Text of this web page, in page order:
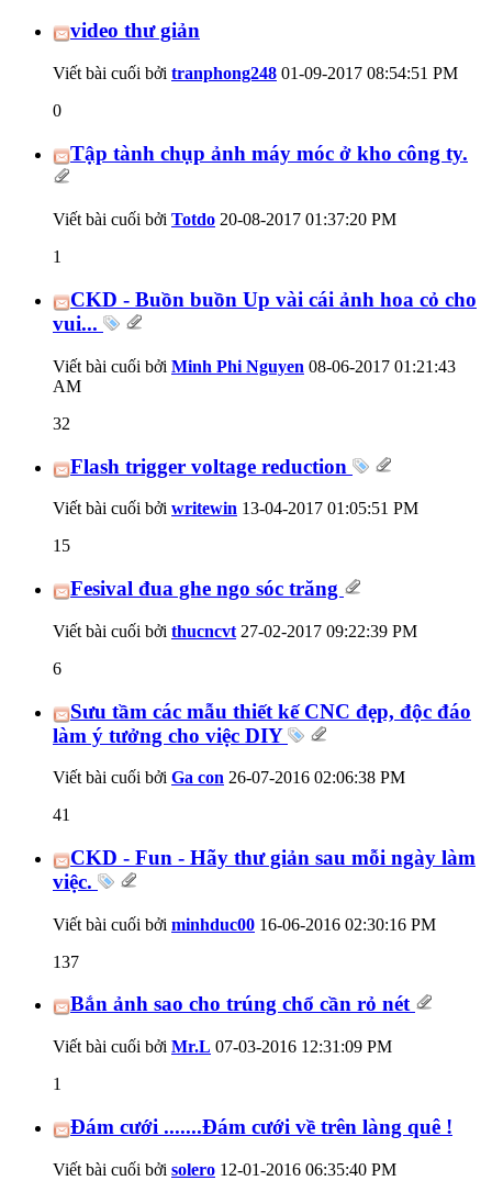
video thư giản
Viết bài cuối bởi tranphong248 01-09-2017 08:54:51 PM
0
Tập tành chụp ảnh máy móc ở kho công ty.
Viết bài cuối bởi Totdo 20-08-2017 01:37:20 PM
1
CKD - Buồn buồn Up vài cái ảnh hoa cỏ cho
vui...
Viết bài cuối bởi Minh Phi Nguyen 08-06-2017 01:21:43
AM
32
Flash trigger voltage reduction
Viết bài cuối bởi writewin 13-04-2017 01:05:51 PM
15
Fesival đua ghe ngo sóc trăng
Viết bài cuối bởi thucncvt 27-02-2017 09:22:39 PM
6
Sưu tầm các mẫu thiết kế CNC đẹp, độc đáo
làm ý tưởng cho việc DIY
Viết bài cuối bởi Ga con 26-07-2016 02:06:38 PM
41
CKD - Fun - Hãy thư giản sau mỗi ngày làm
việc.
Viết bài cuối bởi minhduc00 16-06-2016 02:30:16 PM
137
Bắn ảnh sao cho trúng chổ cần rỏ nét
Viết bài cuối bởi Mr.L 07-03-2016 12:31:09 PM
1
Đám cưới .......Đám cưới về trên làng quê !
Viết bài cuối bởi solero 12-01-2016 06:35:40 PM